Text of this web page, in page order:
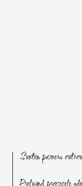
Suntem pionerii